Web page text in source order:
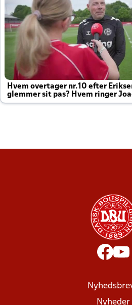
Hvem overtager nr.10 efter
glemmer sit pas? Hvem ringer
altid til efter kampe?
Nyheder